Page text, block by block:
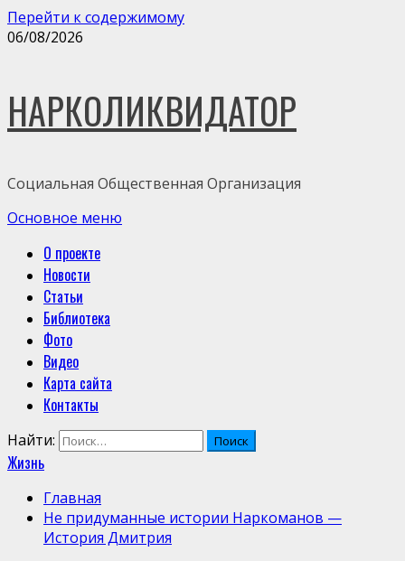
Перейти к содержимому
06/08/2026
НАРКОЛИКВИДАТОР
Социальная Общественная Организация
Основное меню
О проекте
Новости
Статьи
Библиотека
Фото
Видео
Карта сайта
Контакты
Найти:
Жизнь
Главная
Не придуманные истории Наркоманов —
История Дмитрия